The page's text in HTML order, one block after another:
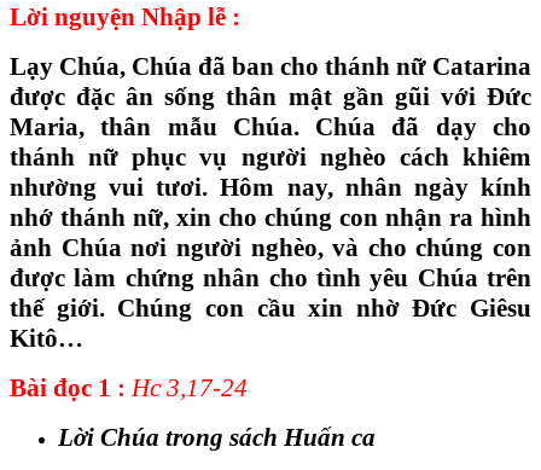
Lời nguyện Nhập lễ :
Lạy Chúa, Chúa đã ban cho thánh nữ Catarina
được đặc ân sống thân mật gần gũi với Đức
Maria, thân mẫu Chúa. Chúa đã dạy cho
thánh nữ phục vụ người nghèo cách khiêm
nhường vui tươi. Hôm nay, nhân ngày kính
nhớ thánh nữ, xin cho chúng con nhận ra hình
ảnh Chúa nơi người nghèo, và cho chúng con
được làm chứng nhân cho tình yêu Chúa trên
thế giới. Chúng con cầu xin nhờ Đức Giêsu
Kitô…
Bài đọc 1 : Hc 3,17-24
Lời Chúa trong sách Huấn ca